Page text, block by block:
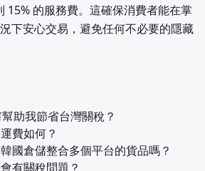
15% 的服務費。這確保消費者能在掌
下安心交易，避免任何不必要的隱藏
助我節省台灣關稅？
費如何？
國倉儲整合多個平台的貨品嗎？
有關稅問題？